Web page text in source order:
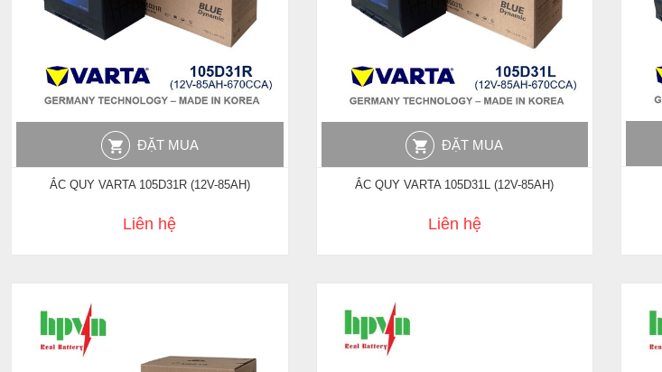
ĐẶT MUA
ẮC QUY VARTA 105D31R (12V-85AH)
Liên hệ
ĐẶT MUA
ẮC QUY VARTA 105D31L (12V-85AH)
Liên hệ